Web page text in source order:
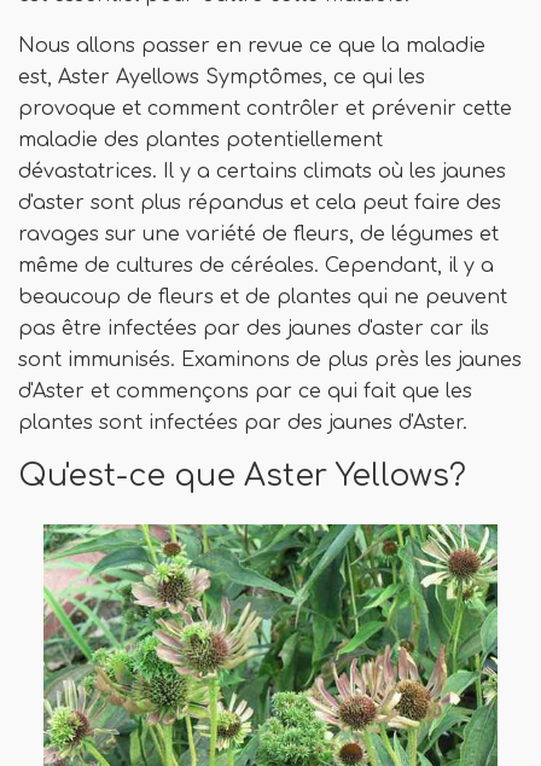
Nous allons passer en revue ce que la maladie
est, Aster Ayellows Symptômes, ce qui les
provoque et comment contrôler et prévenir cette
maladie des plantes potentiellement
dévastatrices. Il y a certains climats où les jaunes
d'aster sont plus répandus et cela peut faire des
ravages sur une variété de fleurs, de légumes et
même de cultures de céréales. Cependant, il y a
beaucoup de fleurs et de plantes qui ne peuvent
pas être infectées par des jaunes d'aster car ils
sont immunisés. Examinons de plus près les jaunes
d'Aster et commençons par ce qui fait que les
plantes sont infectées par des jaunes d'Aster.
Qu'est-ce que Aster Yellows?